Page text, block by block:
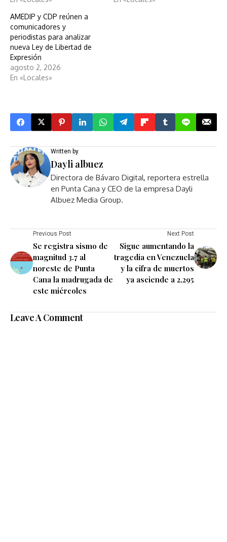
AMEDIP y CDP reúnen a
comunicadores y
periodistas para analizar
nueva Ley de Libertad de
Expresión
agosto 2, 2026
En «Locales»
Written by
Dayli albuez
Directora de Bávaro Digital, reportera estrella
en Punta Cana y CEO de la empresa Dayli
Albuez Media Group.
Previous Post
Se registra sismo de
magnitud 3.7 al
noreste de Punta
Cana la madrugada de
este miércoles
Next Post
Sigue aumentando la
tragedia en Venezuela
y la cifra de muertos
ya asciende a 2,295
Leave A Comment